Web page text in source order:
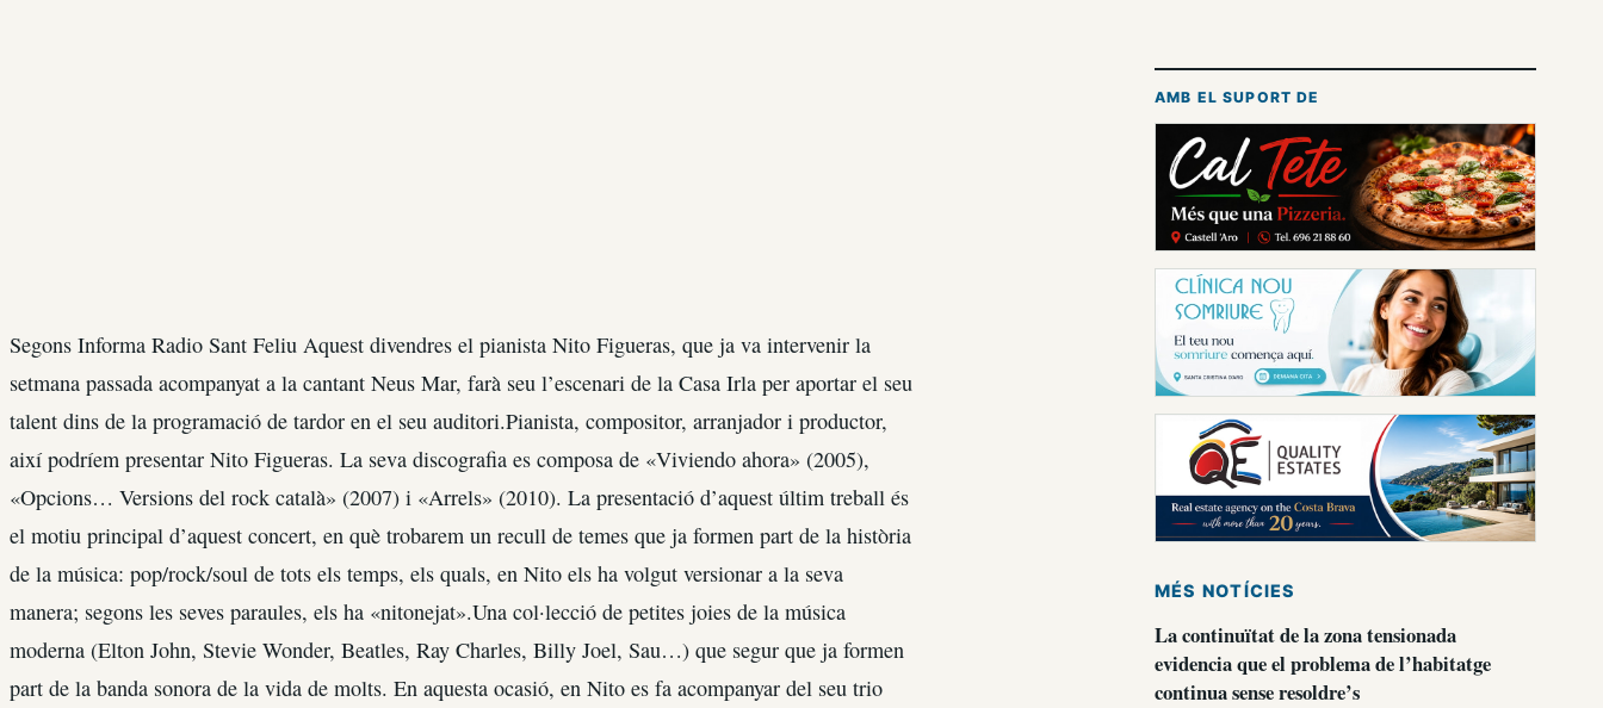
Segons Informa Radio Sant Feliu Aquest divendres el pianista Nito Figueras, que ja va intervenir la
setmana passada acompanyat a la cantant Neus Mar, farà seu l’escenari de la Casa Irla per aportar el seu
talent dins de la programació de tardor en el seu auditori.Pianista, compositor, arranjador i productor,
així podríem presentar Nito Figueras. La seva discografia es composa de «Viviendo ahora» (2005),
«Opcions… Versions del rock català» (2007) i «Arrels» (2010). La presentació d’aquest últim treball és
el motiu principal d’aquest concert, en què trobarem un recull de temes que ja formen part de la història
de la música: pop/rock/soul de tots els temps, els quals, en Nito els ha volgut versionar a la seva
manera; segons les seves paraules, els ha «nitonejat».Una col·lecció de petites joies de la música
moderna (Elton John, Stevie Wonder, Beatles, Ray Charles, Billy Joel, Sau…) que segur que ja formen
part de la banda sonora de la vida de molts. En aquesta ocasió, en Nito es fa acompanyar del seu trio
AMB EL SUPORT DE
MÉS NOTÍCIES
La continuïtat de la zona tensionada
evidencia que el problema de l’habitatge
continua sense resoldre’s